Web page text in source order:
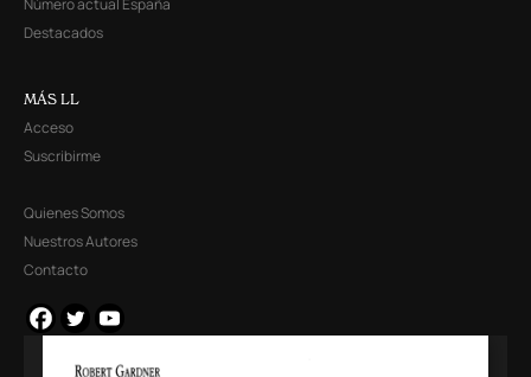
Número actual España
Destacados
MÁS LL
Acceso
Suscribirme
Quienes Somos
Nuestros Autores
Contacto